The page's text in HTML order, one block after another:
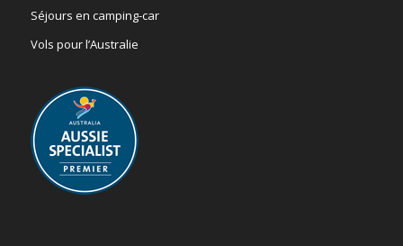
Séjours en camping-car
Vols pour l’Australie